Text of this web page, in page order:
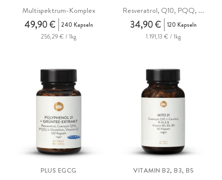
Multispektrum-Komplex
49,90 €
240 Kapseln
256,29 € / 1kg
Resveratrol, Q10, PQQ, ...
34,90 €
120 Kapseln
1.191,13 € / 1kg
PLUS EGCG VITAMIN B2, B3, B5